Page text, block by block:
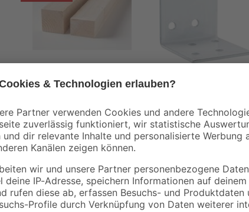
Rahmen sägerau
2000 x 58 x 38 mm
3,98 €
1,99 € / Meter
Winkelverbinder
4 x 4 x 4 x 0,2 cm
0,99